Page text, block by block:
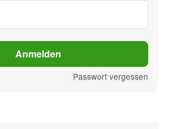
Passwort vergessen